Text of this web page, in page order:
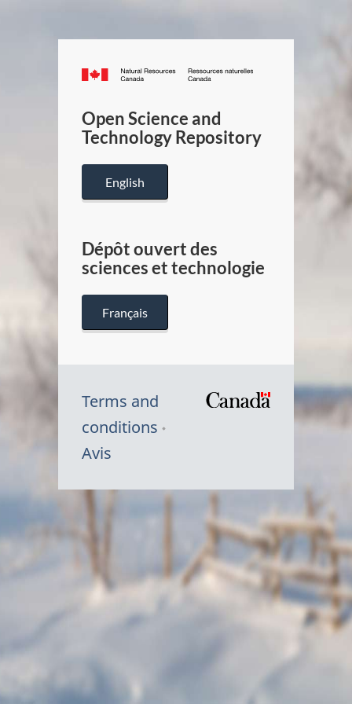
Canada.ca
/
Canada
Open Science and
Technology Repository
English
Dépôt ouvert des
sciences et technologie
Français
Terms and
conditions
Avis
Symbole
Canada